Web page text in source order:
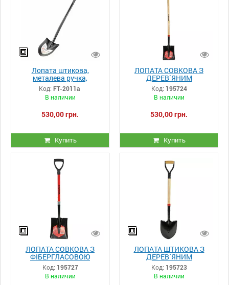
Лопата штикова,
металева ручка,
198*288*1200 мм
INTERTOOL FT-2011а
Код: FT-2011а
В наличии
530,00 грн.
Купить
ЛОПАТА СОВКОВА З
ДЕРЕВ`ЯНИМ
ДЕРЖАКОМ
275×230×1470 ММ
VITALS MASTER
Код: 195724
В наличии
530,00 грн.
Купить
ЛОПАТА СОВКОВА З
ФІБЕРГЛАСОВОЮ
РУЧКОЮ 275×230×1020
ММ VITALS MASTER
Код: 195727
В наличии
ЛОПАТА ШТИКОВА З
ДЕРЕВ`ЯНИМ
ДЕРЖАКОМ І РУЧКОЮ
290×220×1020 ММ
VITALS MASTER
Код: 195723
В наличии